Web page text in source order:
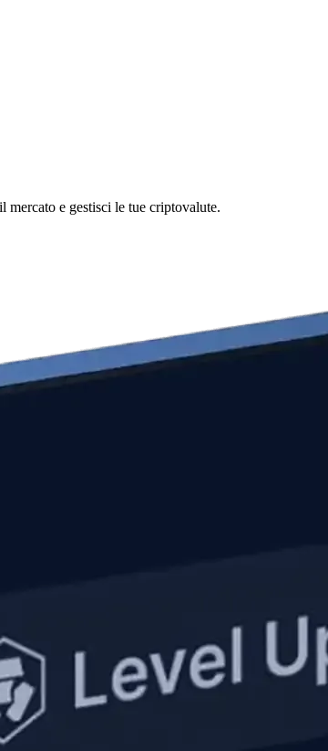
e gestisci le tue criptovalute.